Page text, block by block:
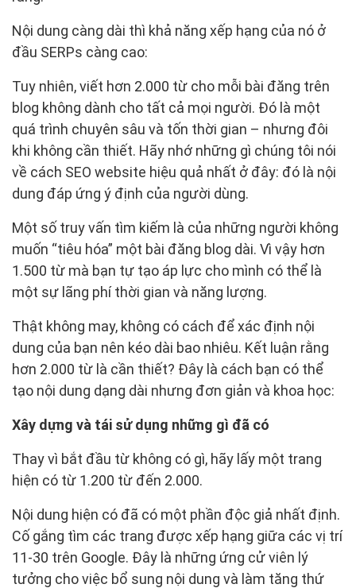
Nội dung càng dài thì khả năng xếp hạng của nó ở
đầu SERPs càng cao:
Tuy nhiên, viết hơn 2.000 từ cho mỗi bài đăng trên
blog không dành cho tất cả mọi người. Đó là một
quá trình chuyên sâu và tốn thời gian – nhưng đôi
khi không cần thiết. Hãy nhớ những gì chúng tôi nói
về cách SEO website hiệu quả nhất ở đây: đó là nội
dung đáp ứng ý định của người dùng.
Một số truy vấn tìm kiếm là của những người không
muốn “tiêu hóa” một bài đăng blog dài. Vì vậy hơn
1.500 từ mà bạn tự tạo áp lực cho mình có thể là
một sự lãng phí thời gian và năng lượng.
Thật không may, không có cách để xác định nội
dung của bạn nên kéo dài bao nhiêu. Kết luận rằng
hơn 2.000 từ là cần thiết? Đây là cách bạn có thể
tạo nội dung dạng dài nhưng đơn giản và khoa học:
Xây dựng và tái sử dụng những gì đã có
Thay vì bắt đầu từ không có gì, hãy lấy một trang
hiện có từ 1.200 từ đến 2.000.
Nội dung hiện có đã có một phần độc giả nhất định.
Cố gắng tìm các trang được xếp hạng giữa các vị trí
11-30 trên Google. Đây là những ứng cử viên lý
tưởng cho việc bổ sung nội dung và làm tăng thứ